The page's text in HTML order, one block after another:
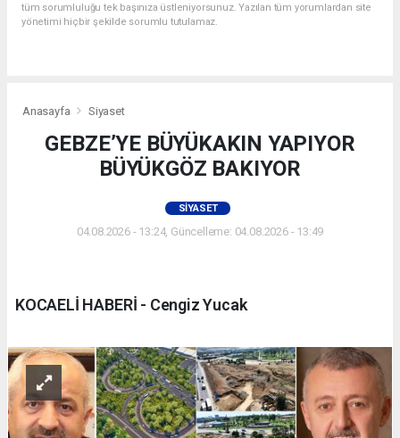
tüm sorumluluğu tek başınıza üstleniyorsunuz. Yazılan tüm yorumlardan site
yönetimi hiçbir şekilde sorumlu tutulamaz.
Anasayfa Siyaset
GEBZE’YE BÜYÜKAKIN YAPIYOR
BÜYÜKGÖZ BAKIYOR
SIYASET
04.08.2026 - 13:24, Güncelleme: 04.08.2026 - 13:49
KOCAELİ HABERİ - Cengiz Yucak